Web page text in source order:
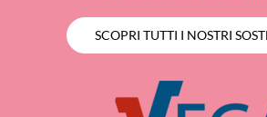
SCOPRI TUTTI I NOSTRI